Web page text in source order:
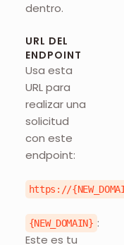
dentro.
URL DEL
ENDPOINT
Usa esta
URL para
realizar una
solicitud
con este
endpoint:
https://
{NEW_DOMAIN} :
Este es tu